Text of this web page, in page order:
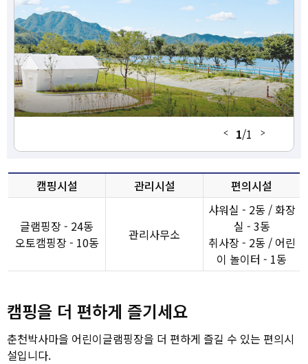
1/1
캠핑시설 관리시설 편의시설
글램핑장 - 24동
오토캠핑장 - 10동
관리사무소
샤워실 - 2동 / 화장
실 - 3동
취사장 - 2동 / 어린
이 놀이터 - 1동
캠핑을 더 편하게 즐기세요
춘천박사마을 어린이글램핑장을 더 편하게 즐길 수 있는 편의시
설입니다.